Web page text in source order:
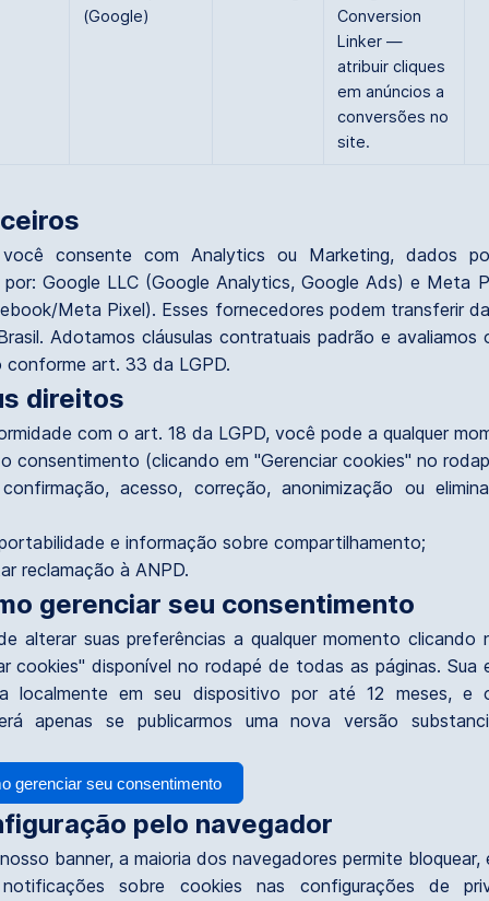
(Google)
Conversion
Linker —
atribuir cliques
em anúncios a
conversões no
site.
você consente com Analytics ou Marketing, dados
Google LLC (Google Analytics, Google Ads) e Meta
Meta Pixel). Esses fornecedores podem transferir
Adotamos cláusulas contratuais padrão e avaliamos
conforme art. 33 da LGPD.
direitos
com o art. 18 da LGPD, você pode a qualquer
consentimento (clicando em "Gerenciar cookies" no
acesso, correção, anonimização ou
e informação sobre compartilhamento;
reclamação à ANPD.
gerenciar seu consentimento
alterar suas preferências a qualquer momento clicando
cookies" disponível no rodapé de todas as páginas. Sua
localmente em seu dispositivo por até 12 meses, e
apenas se publicarmos uma nova versão
gerenciar seu consentimento
pelo navegador
banner, a maioria dos navegadores permite bloquear,
sobre cookies nas configurações de